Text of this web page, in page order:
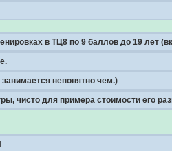
в ТЦ8 по 9 баллов до 19 лет
непонятно чем.)
чисто для примера стоимости его